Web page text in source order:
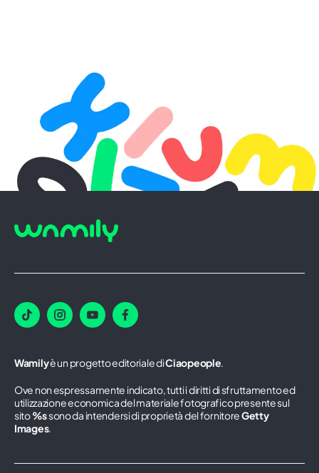
Wamilyè un progetto editoriale diCiaopeople.
Ove non espressamente indicato, tutti i diritti di sfruttamento ed
utilizzazione economica del materiale fotografico presente sul
sito%ssono da intendersi di proprietà del fornitoreGetty
Images.